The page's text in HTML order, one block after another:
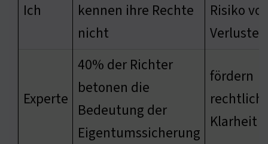
Ich
kennen ihre Rechte
nicht
Risiko
Verlusten
Experte
40% der Richter
betonen die
Bedeutung der
Eigentumssicherung
fördern
Klarheit